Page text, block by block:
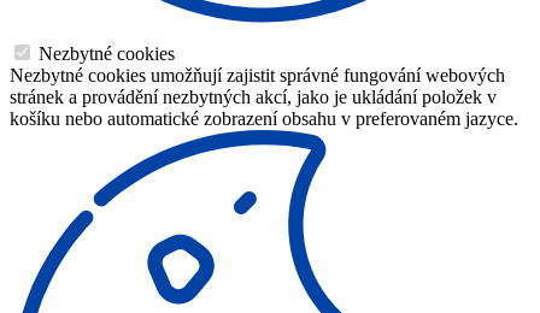
Nezbytné cookies
Nezbytné cookies umožňují zajistit správné fungování webových
stránek a provádění nezbytných akcí, jako je ukládání položek v
košíku nebo automatické zobrazení obsahu v preferovaném jazyce.